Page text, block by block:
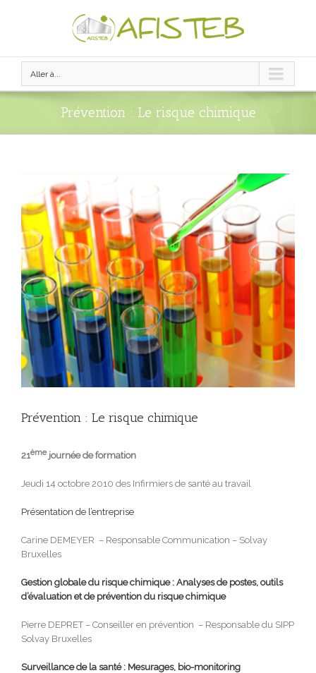
Aller à...
Prévention : Le risque chimique
Larger
Image
Prévention : Le risque chimique
21èmejournée de formation
Jeudi 14 octobre 2010 des Infirmiers de santé au travail
Présentation de l’entreprise
Carine DEMEYER – Responsable Communication – Solvay
Bruxelles
Gestion globale du risque chimique : Analyses de postes, outils
d’évaluation et de prévention du risque chimique
Pierre DEPRET – Conseiller en prévention – Responsable du SIPP
Solvay Bruxelles
Surveillance de la santé : Mesurages, bio-monitoring